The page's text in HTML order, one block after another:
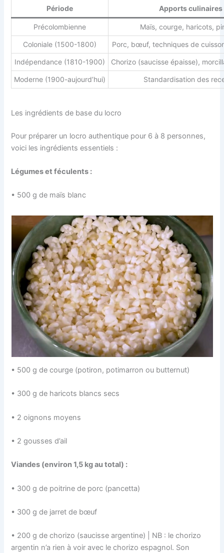
Période Apports culinaires
Précolombienne Maïs, courge, haricots,
Coloniale (1500-1800) Porc, bœuf, techniques de
Indépendance (1810-1900) Chorizo (saucisse épaisse),
Moderne (1900-aujourd’hui) Standardisation des
Les ingrédients de base du locro
Pour préparer un locro authentique pour 6 à 8 personnes,
voici les ingrédients essentiels :
Légumes et féculents :
• 500 g de maïs blanc
• 500 g de courge (potiron, potimarron ou butternut)
• 300 g de haricots blancs secs
• 2 oignons moyens
• 2 gousses d’ail
Viandes (environ 1,5 kg au total) :
• 300 g de poitrine de porc (pancetta)
• 300 g de jarret de bœuf
• 200 g de chorizo (saucisse argentine) | NB : le chorizo
argentin n’a rien à voir avec le chorizo espagnol. Son